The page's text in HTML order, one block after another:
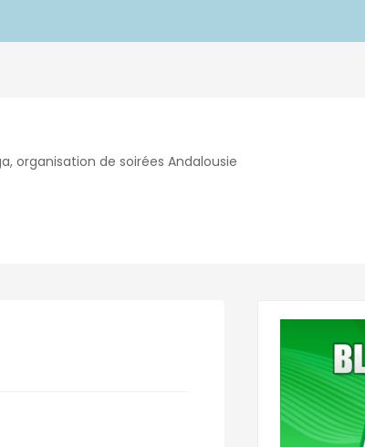
organisation de soirées Andalousie